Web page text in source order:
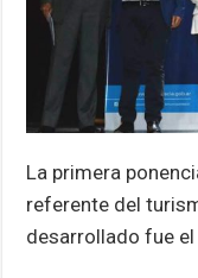
La primera
referente del
desarrollado fue